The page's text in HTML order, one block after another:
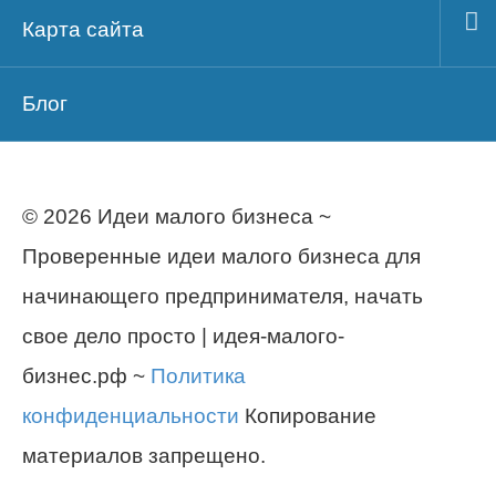
Карта сайта
Блог
© 2026 Идеи малого бизнеса ~
Проверенные идеи малого бизнеса для
начинающего предпринимателя, начать
свое дело просто | идея-малого-
бизнес.рф ~ Политика
конфиденциальности Копирование
материалов запрещено.